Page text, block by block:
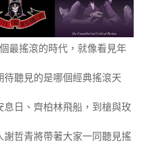
最搖滾的時代，就像看見年
聽見的是哪個經典搖滾天
日、齊柏林飛船，到槍與玫
哲青將帶著大家一同聽見搖